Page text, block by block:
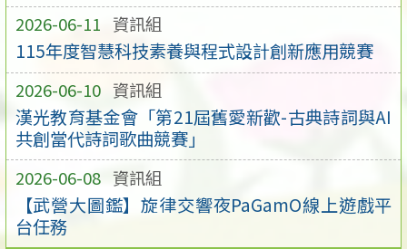
2026-06-11 資訊組
115年度智慧科技素養與程式設計創新應用競賽
2026-06-10 資訊組
漢光教育基金會「第21屆舊愛新歡-古典詩詞與AI
共創當代詩詞歌曲競賽」
2026-06-08 資訊組
【武營大圖鑑】旋律交響夜PaGamO線上遊戲平
台任務